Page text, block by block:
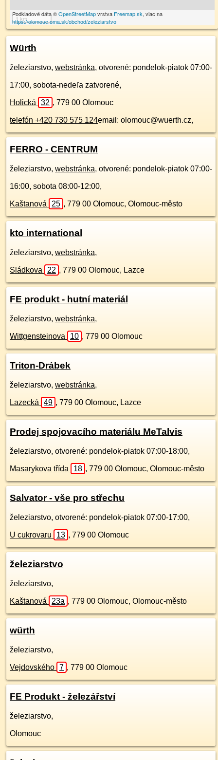
1 km
Podkladové dáta ©OpenStreetMapvrstva Freemap.sk, viac na
https://olomouc.oma.sk/obchod/zeleziarstvo
Würth
železiarstvo, webstránka, otvorené: pondelok-piatok 07:00-
17:00, sobota-nedeľa zatvorené,
Holická 32 , 779 00 Olomouc
telefón +420 730 575 124email: olomouc@wuerth.cz,
FERRO - CENTRUM
železiarstvo, webstránka, otvorené: pondelok-piatok 07:00-
16:00, sobota 08:00-12:00,
Kaštanová 25 , 779 00 Olomouc, Olomouc-město
kto international
železiarstvo, webstránka,
Sládkova 22 , 779 00 Olomouc, Lazce
FE produkt - hutní materiál
železiarstvo, webstránka,
Wittgensteinova 10 , 779 00 Olomouc
Triton-Drábek
železiarstvo, webstránka,
Lazecká 49 , 779 00 Olomouc, Lazce
Prodej spojovacího materiálu MeTalvis
železiarstvo, otvorené: pondelok-piatok 07:00-18:00,
Masarykova třída 18 , 779 00 Olomouc, Olomouc-město
Salvator - vše pro střechu
železiarstvo, otvorené: pondelok-piatok 07:00-17:00,
U cukrovaru 13 , 779 00 Olomouc
železiarstvo
železiarstvo,
Kaštanová 23a , 779 00 Olomouc, Olomouc-město
würth
železiarstvo,
Vejdovského 7 , 779 00 Olomouc
FE Produkt - železářství
železiarstvo,
Olomouc